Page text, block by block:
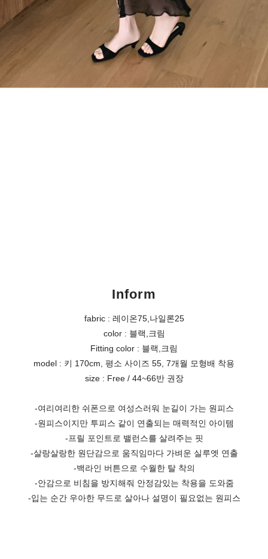
Inform
fabric : 레이온75,나일론25
color : 블랙,크림
Fitting color : 블랙,크림
model : 키 170cm, 평소 사이즈 55, 7개월 모형배 착용
size : Free / 44~66반 권장
-여리여리한 쉬폰으로 여성스러워 눈길이 가는 원피스
-원피스이지만 투피스 같이 연출되는 매력적인 아이템
-프릴 포인트로 밸런스를 살려주는 핏
-살랑살랑한 원단감으로 움직임마다 가벼운 실루엣 연출
-백라인 버튼으로 수월한 탈 착의
-안감으로 비침을 방지해줘 안정감있는 착용을 도와줌
-입는 순간 우아한 무드로 살아나 설명이 필요없는 원피스